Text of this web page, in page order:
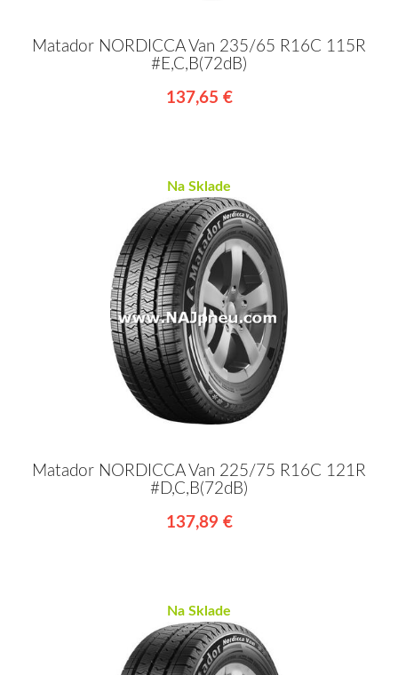
Matador NORDICCA Van 235/65 R16C 115R
#E,C,B(72dB)
137,65 €
Na Sklade
Matador NORDICCA Van 225/75 R16C 121R
#D,C,B(72dB)
137,89 €
Na Sklade